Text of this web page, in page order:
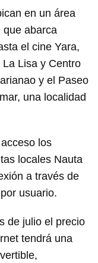
en un área
que abarca
el cine Yara,
Lisa y Centro
y el Paseo
una localidad
los
locales Nauta
a través de
usuario.
de julio el precio
tendrá una